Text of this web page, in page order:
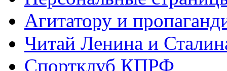
Агитатору и
Читай Ленина и
Спортклуб КПРФ